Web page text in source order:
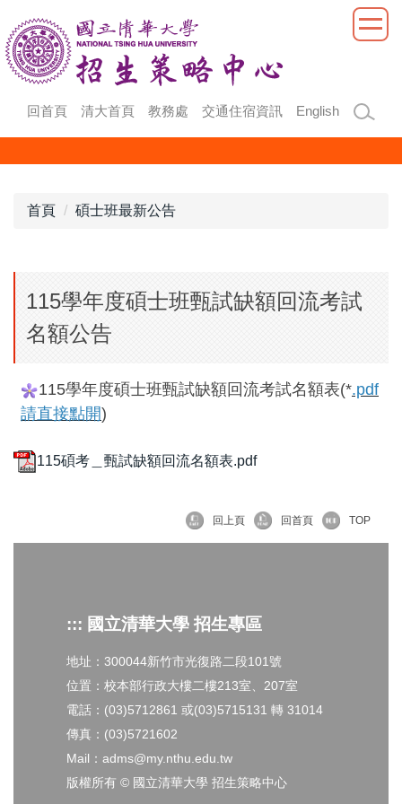
到
主
要
回首頁 清大首頁 教務處 交通住宿資訊 English
首頁 碩士班最新公告
115學年度碩士班甄試缺額回流考試
名額公告
115學年度碩士班甄試缺額回流考試名額表(*.pdf
請直接點開)
115碩考＿甄試缺額回流名額表.pdf
回上頁 回首頁 TOP
::: 國立清華大學 招生專區
地址：300044新竹市光復路二段101號
位置：校本部行政大樓二樓213室、207室
電話：(03)5712861 或(03)5715131 轉 31014
傳真：(03)5721602
Mail：adms@my.nthu.edu.tw
版權所有 © 國立清華大學 招生策略中心